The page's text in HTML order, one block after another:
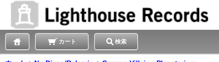
カート 検索